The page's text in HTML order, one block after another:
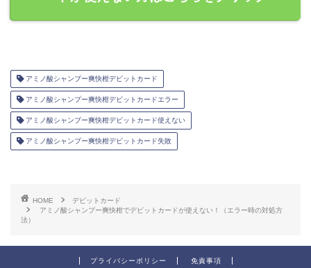
アミノ酸シャンプー爽快柑デビットカード
アミノ酸シャンプー爽快柑デビットカードエラー
アミノ酸シャンプー爽快柑デビットカード使えない
アミノ酸シャンプー爽快柑デビットカード失敗
HOME
デビットカード
アミノ酸シャンプー爽快柑でデビットカードが使えない！（エラー時の対処方
法）
プライバシーポリシー 免責事項